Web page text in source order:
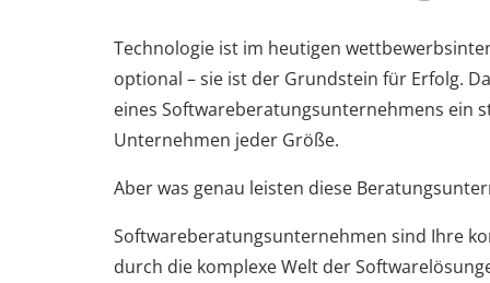
Technologie ist im heutigen
optional – sie ist der Grundstein für Erfolg.
eines Softwareberatungsunternehmens ein
Unternehmen jeder Größe.
Aber was genau leisten diese
Softwareberatungsunternehmen sind Ihre
durch die komplexe Welt der